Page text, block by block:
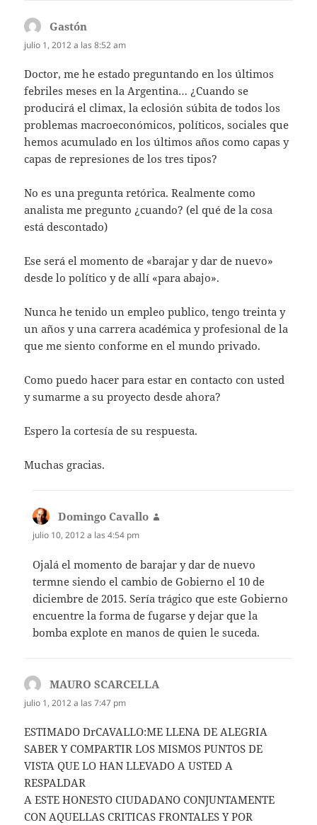
Gastón
julio 1, 2012 a las 8:52 am
Doctor, me he estado preguntando en los últimos
febriles meses en la Argentina… ¿Cuando se
producirá el climax, la eclosión súbita de todos los
problemas macroeconómicos, políticos, sociales que
hemos acumulado en los últimos años como capas y
capas de represiones de los tres tipos?
No es una pregunta retórica. Realmente como
analista me pregunto ¿cuando? (el qué de la cosa
está descontado)
Ese será el momento de «barajar y dar de nuevo»
desde lo político y de allí «para abajo».
Nunca he tenido un empleo publico, tengo treinta y
un años y una carrera académica y profesional de la
que me siento conforme en el mundo privado.
Como puedo hacer para estar en contacto con usted
y sumarme a su proyecto desde ahora?
Espero la cortesía de su respuesta.
Muchas gracias.
Domingo Cavallo
julio 10, 2012 a las 4:54 pm
Ojalá el momento de barajar y dar de nuevo
termne siendo el cambio de Gobierno el 10 de
diciembre de 2015. Sería trágico que este Gobierno
encuentre la forma de fugarse y dejar que la
bomba explote en manos de quien le suceda.
MAURO SCARCELLA
julio 1, 2012 a las 7:47 pm
ESTIMADO DrCAVALLO:ME LLENA DE ALEGRIA
SABER Y COMPARTIR LOS MISMOS PUNTOS DE
VISTA QUE LO HAN LLEVADO A USTED A
RESPALDAR
A ESTE HONESTO CIUDADANO CONJUNTAMENTE
CON AQUELLAS CRITICAS FRONTALES Y POR